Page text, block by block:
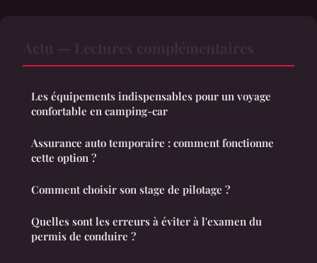
Les équipements indispensables pour un voyage
confortable en camping-car
Assurance auto temporaire : comment fonctionne
cette option ?
Comment choisir son stage de pilotage ?
Quelles sont les erreurs à éviter à l'examen du
permis de conduire ?